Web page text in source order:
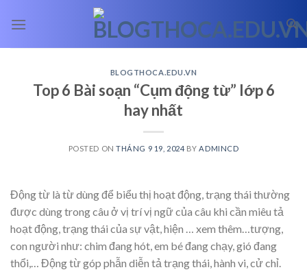
BLOGTHOCA.EDU.VN
Top 6 Bài soạn “Cụm động từ” lớp 6
hay nhất
POSTED ONTHÁNG 9 19, 2024 BY ADMINCD
Động từ là từ dùng để biểu thị hoạt động, trạng thái thường
được dùng trong câu ở vị trí vị ngữ của câu khi cần miêu tả
hoạt động, trạng thái của sự vật, hiện
… xem thêm… tượng,
con người như: chim đang hót, em bé đang chạy, gió đang
thổi,… Động từ góp phẫn diễn tả trạng thái, hành vi, cử chỉ.